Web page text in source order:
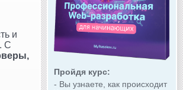
Пройдя курс:
- Вы узнаете, как происходит
и
С